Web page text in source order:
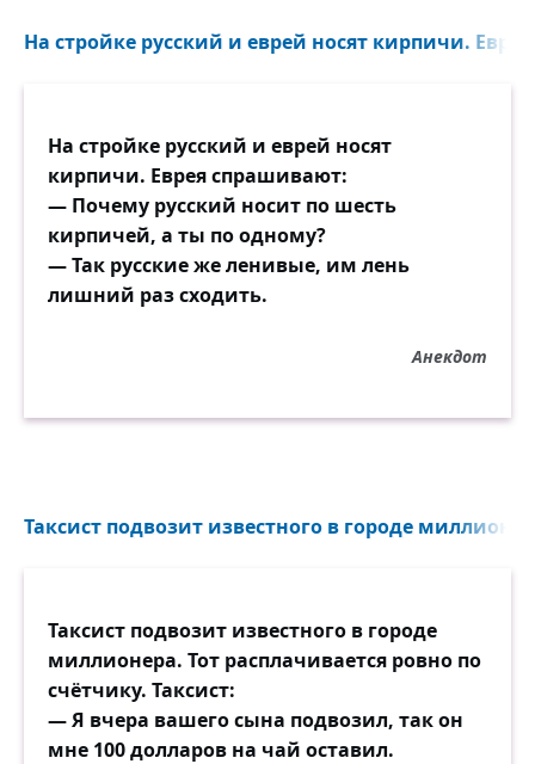
На стройке русский и еврей носят кирпичи.
На стройке русский и еврей носят
кирпичи. Еврея спрашивают:
— Почему русский носит по шесть
кирпичей, а ты по одному?
— Так русские же ленивые, им лень
лишний раз сходить.
Анекдот
Таксист подвозит известного в городе
Таксист подвозит известного в городе
миллионера. Тот расплачивается ровно по
счётчику. Таксист:
— Я вчера вашего сына подвозил, так он
мне 100 долларов на чай оставил.